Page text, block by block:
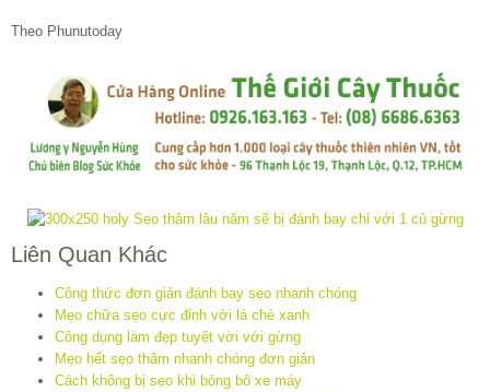
Theo Phunutoday
Liên Quan Khác
Công thức đơn giản đánh bay sẹo nhanh chóng
Mẹo chữa sẹo cực đỉnh với lá chè xanh
Công dụng làm đẹp tuyệt vời với gừng
Mẹo hết sẹo thâm nhanh chóng đơn giản
Cách không bị sẹo khi bỏng bô xe máy